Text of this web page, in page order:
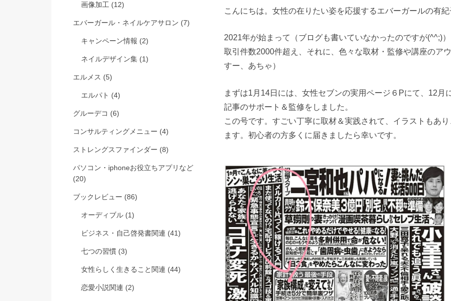
こんにちは。女性の在りたい姿を応援するエバーガールの有
2021年が始まって（ブログも書いていなかったのですが(^^;)
取引件数2000件超え、それに、色々な取材・監修や講座のア
すー、あちゃ）
まずは1月14日には、女性セブンの実用ページ６Pにて、12
記事のサポート＆監修をしました。
この号です。すごい丁寧に取材＆実践されて、イラストもあ
ます。初心者の方多くに届きましたら幸いです。
画像加工 (12)
エバーガール・ネイルケアサロン (7)
キャンペーン情報 (2)
ネイルデザイン集 (1)
エルメス (5)
エルパト (4)
グルーデコ (6)
コンサルティングメニュー (4)
ストレングスファインダー (8)
パソコン・iphoneお役立ちアプリなど
(20)
ブックレビュー (86)
オーディブル (1)
ビジネス・自己啓発書関連 (41)
七つの習慣 (3)
女性らしく生きること関連 (44)
恋愛小説関連 (2)